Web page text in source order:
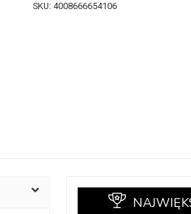
SKU: 4008666654106